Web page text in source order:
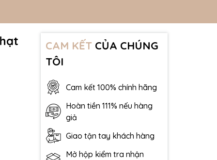
CAM KẾTCỦA CHÚNG
TÔI
Cam kết 100% chính hãng
Hoàn tiền 111% nếu hàng
giả
Giao tận tay khách hàng
Mở hộp kiểm tra nhận